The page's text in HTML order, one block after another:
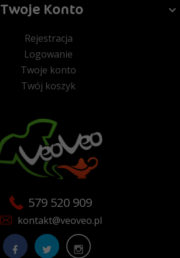
Twoje Konto
Rejestracja
Logowanie
Twoje konto
Twój koszyk
579 520 909
kontakt@veoveo.pl